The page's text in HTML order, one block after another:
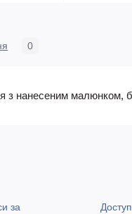
0
нанесеним малюнком,
за